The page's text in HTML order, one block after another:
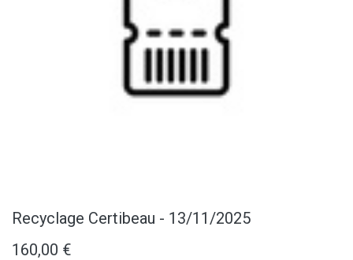
Recyclage Certibeau - 13/11/2025
160,00 €